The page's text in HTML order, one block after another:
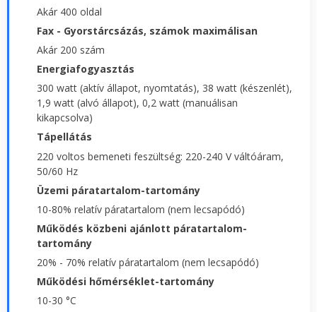
Akár 400 oldal
Fax - Gyorstárcsázás, számok maximálisan
Akár 200 szám
Energiafogyasztás
300 watt (aktív állapot, nyomtatás), 38 watt (készenlét),
1,9 watt (alvó állapot), 0,2 watt (manuálisan
kikapcsolva)
Tápellátás
220 voltos bemeneti feszültség: 220-240 V váltóáram,
50/60 Hz
Üzemi páratartalom-tartomány
10-80% relatív páratartalom (nem lecsapódó)
Működés közbeni ajánlott páratartalom-
tartomány
20% - 70% relatív páratartalom (nem lecsapódó)
Működési hőmérséklet-tartomány
10-30 °C